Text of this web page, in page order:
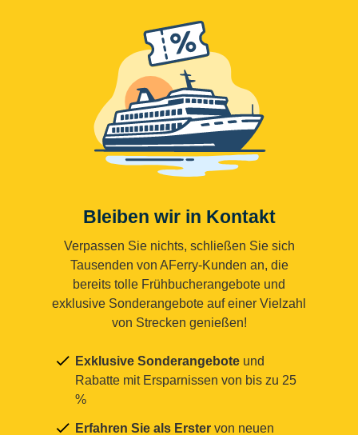
Bleiben wir in Kontakt
Verpassen Sie nichts, schließen Sie sich
Tausenden von AFerry-Kunden an, die
bereits tolle Frühbucherangebote und
exklusive Sonderangebote auf einer Vielzahl
von Strecken genießen!
Exklusive Sonderangebote und
Rabatte mit Ersparnissen von bis zu 25
%
Erfahren Sie als Erster von neuen